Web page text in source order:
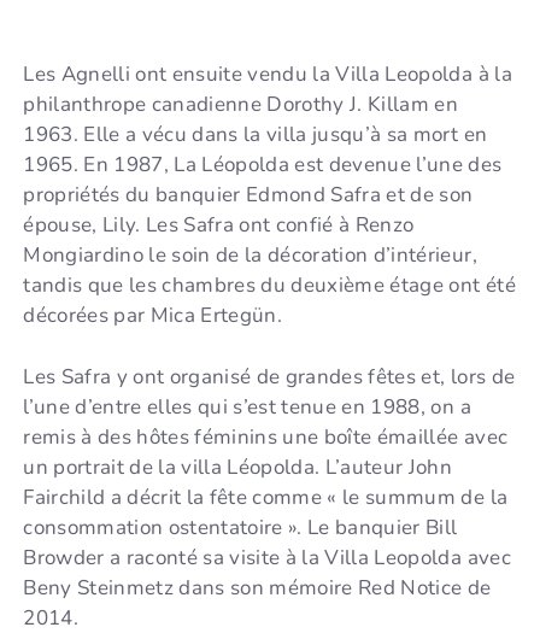
Les Agnelli ont ensuite vendu la Villa Leopolda à la
philanthrope canadienne Dorothy J. Killam en
1963. Elle a vécu dans la villa jusqu’à sa mort en
1965. En 1987, La Léopolda est devenue l’une des
propriétés du banquier Edmond Safra et de son
épouse, Lily. Les Safra ont confié à Renzo
Mongiardino le soin de la décoration d’intérieur,
tandis que les chambres du deuxième étage ont été
décorées par Mica Ertegün.
Les Safra y ont organisé de grandes fêtes et, lors de
l’une d’entre elles qui s’est tenue en 1988, on a
remis à des hôtes féminins une boîte émaillée avec
un portrait de la villa Léopolda. L’auteur John
Fairchild a décrit la fête comme « le summum de la
consommation ostentatoire ». Le banquier Bill
Browder a raconté sa visite à la Villa Leopolda avec
Beny Steinmetz dans son mémoire Red Notice de
2014.